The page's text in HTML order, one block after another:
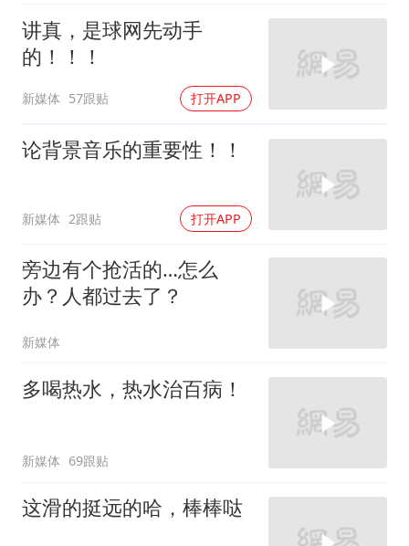
讲真，是球网先动手
的！！！
新媒体 57跟贴 打开APP
论背景音乐的重要性！！
新媒体 2跟贴 打开APP
旁边有个抢活的…怎么
办？人都过去了？
新媒体
多喝热水，热水治百病！
新媒体 69跟贴
这滑的挺远的哈，棒棒哒